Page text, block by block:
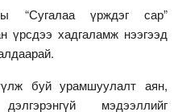
“Сугалаа үрждэг сар”
үрсдээ хадгаламж нээгээд
буй урамшуулалт аян,
мэдээллийг